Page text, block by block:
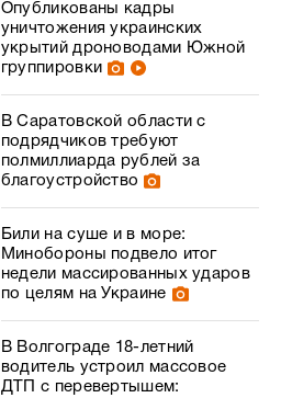
Опубликованы кадры
уничтожения украинских
укрытий дроноводами Южной
группировки
В Саратовской области с
подрядчиков требуют
полмиллиарда рублей за
благоустройство
Били на суше и в море:
Минобороны подвело итог
недели массированных ударов
по целям на Украине
В Волгограде 18-летний
водитель устроил массовое
ДТП с перевертышем: